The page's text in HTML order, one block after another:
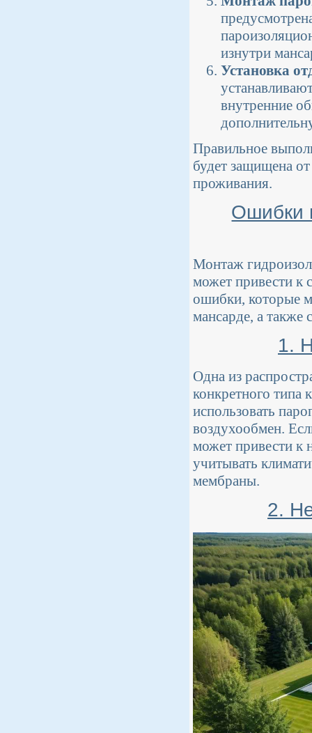
изнутри
Установка
внутренние
Правильное
будет защищена
проживания.
Ошибки
Монтаж
может привести к
ошибки, которые
мансарде, а также
1.
Одна из
конкретного
использовать
воздухообмен.
может привести к
учитывать
мембраны.
2.